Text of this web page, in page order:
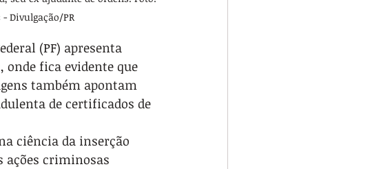
Divulgação/PR
(PF) apresenta
onde fica evidente que
também apontam
de certificados de
ciência da inserção
ações criminosas